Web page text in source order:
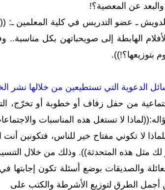
عن المعصية؟!
ـ عضو التدريس في كلية المعلمين
الهابطة إلى صويحباتهن بكل
بتوزيعها؟!)).
الدعوية التي تستطيعين من خلالها نشر
من حفل زفاف أو خطوبة أو تخرّج،
لا تستغل هذه المناسبات
لا تكوني مفتاح خير للناس، فتكونين
لك مثل هذه المتحدثة)). وذلك من خلال
الطرق لتوزيع الأشرطة والكتب على